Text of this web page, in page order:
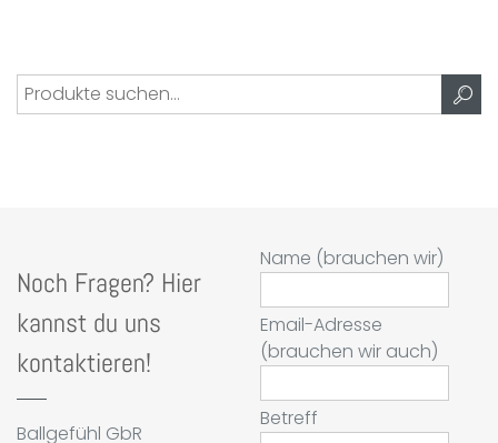
Suche
nach:
Noch Fragen? Hier
kannst du uns
kontaktieren!
Ballgefühl GbR
Name (brauchen wir)
Email-Adresse
(brauchen wir auch)
Betreff